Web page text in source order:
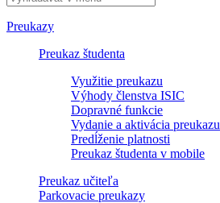
Preukazy
Preukaz študenta
Využitie preukazu
Výhody členstva ISIC
Dopravné funkcie
Vydanie a aktivácia preukazu
Predĺženie platnosti
Preukaz študenta v mobile
Preukaz učiteľa
Parkovacie preukazy